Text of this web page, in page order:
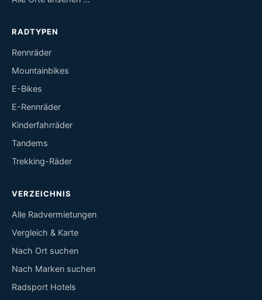
RADTYPEN
Rennräder
Mountainbikes
E-Bikes
E-Rennräder
Kinderfahrräder
Tandems
Trekking-Räder
VERZEICHNIS
Alle Radvermietungen
Vergleich & Karte
Nach Ort suchen
Nach Marken suchen
Radsport Hotels